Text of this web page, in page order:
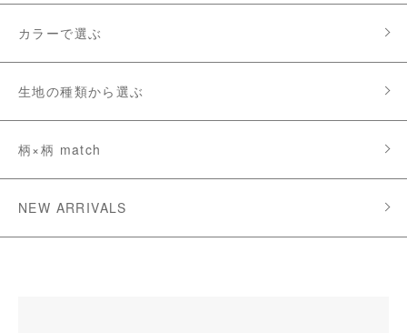
カラーで選ぶ
生地の種類から選ぶ
柄×柄 match
NEW ARRIVALS